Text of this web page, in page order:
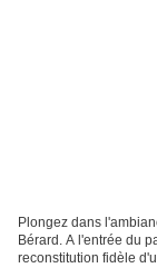
Plongez dans
Bérard. A l'entrée du
reconstitution fidèle